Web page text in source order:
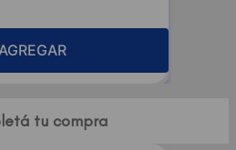
AGREGAR
tu compra